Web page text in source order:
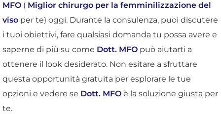
MFO ( Miglior chirurgo per la femminilizzazione del
viso per te) oggi. Durante la consulenza, puoi discutere
i tuoi obiettivi, fare qualsiasi domanda tu possa avere e
saperne di più su come Dott. MFO può aiutarti a
ottenere il look desiderato. Non esitare a sfruttare
questa opportunità gratuita per esplorare le tue
opzioni e vedere se Dott. MFO è la soluzione giusta per
te.